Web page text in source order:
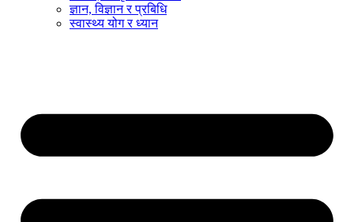
ज्ञान, विज्ञान र प्रबिधि
स्वास्थ्य योग र ध्यान